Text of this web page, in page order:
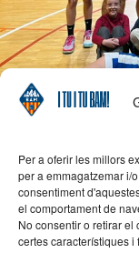
Per a oferir les millors
per a emmagatzemar i/
consentiment
el comportament de
No consentir o retirar el
certes característiques i